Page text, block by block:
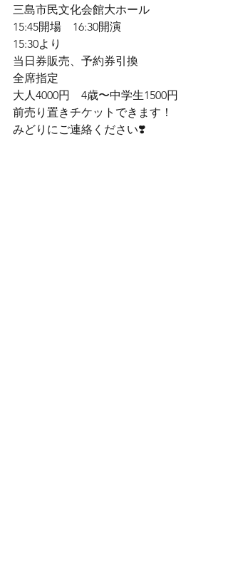
三島市民文化会館大ホール
15:45開場　16:30開演
15:30より
当日券販売、予約券引換
全席指定
大人4000円　4歳〜中学生1500円
前売り置きチケットできます！
みどりにご連絡ください❣️